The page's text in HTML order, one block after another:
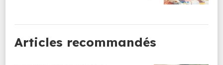
Articles recommandés